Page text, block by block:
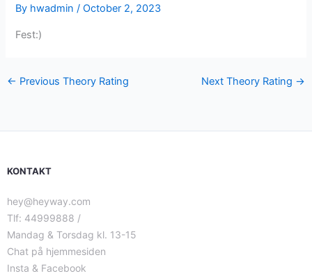
By hwadmin/October 2, 2023
Fest:)
← Previous Theory Rating Next Theory Rating →
KONTAKT
hey@heyway.com
Tlf: 44999888 /
Mandag & Torsdag kl. 13-15
Chat på hjemmesiden
Insta & Facebook